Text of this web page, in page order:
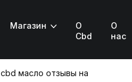
Магазин
О
Cbd
О
нас
cbd масло отзывы на